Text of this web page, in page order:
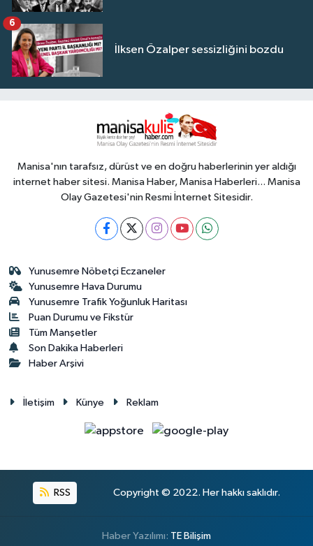
İlksen Özalper sessizliğini bozdu
6
Manisa'nın tarafsız, dürüst ve en doğru haberlerinin yer aldığı
internet haber sitesi. Manisa Haber, Manisa Haberleri... Manisa
Olay Gazetesi'nin Resmi İnternet Sitesidir.
Yunusemre Nöbetçi Eczaneler
Yunusemre Hava Durumu
Yunusemre Trafik Yoğunluk Haritası
Puan Durumu ve Fikstür
Tüm Manşetler
Son Dakika Haberleri
Haber Arşivi
İletişim Künye Reklam
RSS Copyright © 2022. Her hakkı saklıdır.
Haber Yazılımı: TE Bilişim